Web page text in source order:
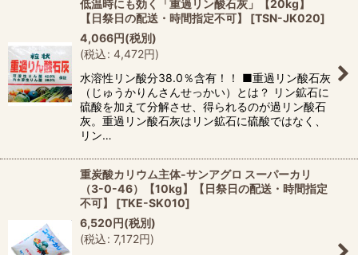
低温時にも効く「重過リン酸石灰」【20kg】
【日祭日の配送・時間指定不可】
[TSN-JK020]
4,066円(税別)
(税込: 4,472円)
水溶性リン酸分38.0％含有！！ ■重過リン酸石灰
（じゅうかりんさんせっかい）とは？ リン鉱石に
硫酸を加えて分解させ、得られるのが過リン酸石
灰。重過リン酸石灰はリン鉱石に硫酸ではなく、
リン…
重炭酸カリウム主体-サンアグロ スーパーカリ
（3-0-46）【10kg】【日祭日の配送・時間指定
不可】
[TKE-SK010]
6,520円(税別)
(税込: 7,172円)